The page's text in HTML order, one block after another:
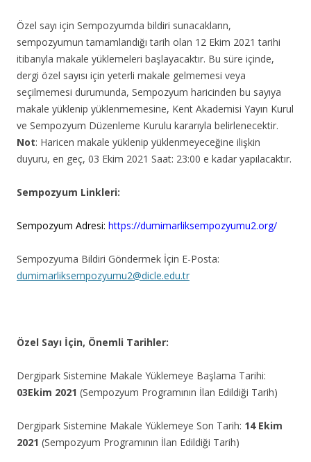
Özel sayı için Sempozyumda bildiri sunacakların,
sempozyumun tamamlandığı tarih olan 12 Ekim 2021 tarihi
itibarıyla makale yüklemeleri başlayacaktır. Bu süre içinde,
dergi özel sayısı için yeterli makale gelmemesi veya
seçilmemesi durumunda, Sempozyum haricinden bu sayıya
makale yüklenip yüklenmemesine, Kent Akademisi Yayın Kurul
ve Sempozyum Düzenleme Kurulu kararıyla belirlenecektir.
Not: Haricen makale yüklenip yüklenmeyeceğine ilişkin
duyuru, en geç, 03 Ekim 2021 Saat: 23:00 e kadar yapılacaktır.
Sempozyum Linkleri:
Sempozyum Adresi: https://dumimarliksempozyumu2.org/
Sempozyuma Bildiri Göndermek İçin E-Posta:
dumimarliksempozyumu2@dicle.edu.tr
Özel Sayı İçin, Önemli Tarihler:
Dergipark Sistemine Makale Yüklemeye Başlama Tarihi:
03Ekim 2021 (Sempozyum Programının İlan Edildiği Tarih)
Dergipark Sistemine Makale Yüklemeye Son Tarih: 14 Ekim
2021 (Sempozyum Programının İlan Edildiği Tarih)